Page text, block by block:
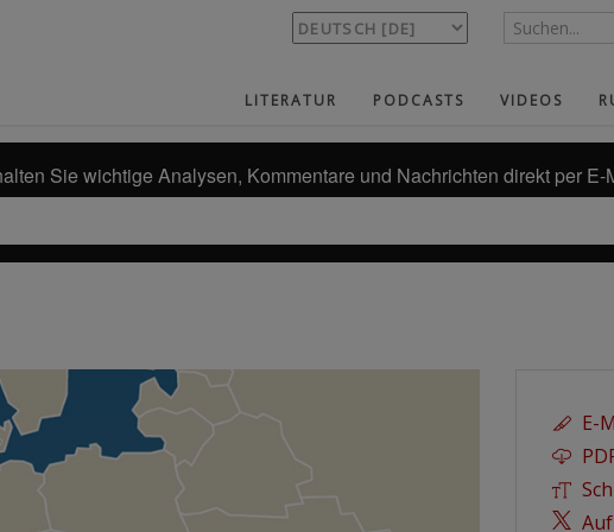
LITERATUR PODCASTS VIDEOS
Sie wichtige Analysen, Kommentare und Nachrichten direkt per E-
E-